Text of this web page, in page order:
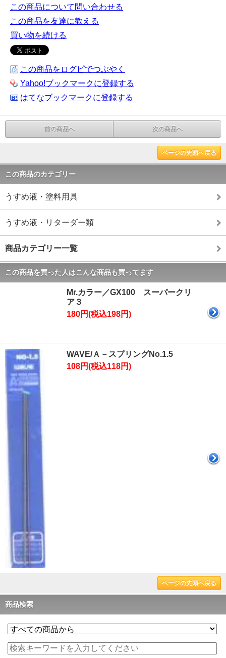
この商品について問い合わせる
この商品を友達に教える
買い物を続ける
この商品をログピでつぶやく
Yahoo!ブックマークに登録する
はてなブックマークに登録する
前の商品へ 次の商品へ
ページの先頭へ戻る
この商品のカテゴリー
うすめ液・塗料用具
うすめ液・リターダー類
商品カテゴリー一覧
この商品を買った人はこんな商品も買ってます
Mr.カラー／GX100 スーパークリ
ア３
180円(税込198円)
WAVE/Ａ－スプリングNo.1.5
108円(税込118円)
ページの先頭へ戻る
商品検索